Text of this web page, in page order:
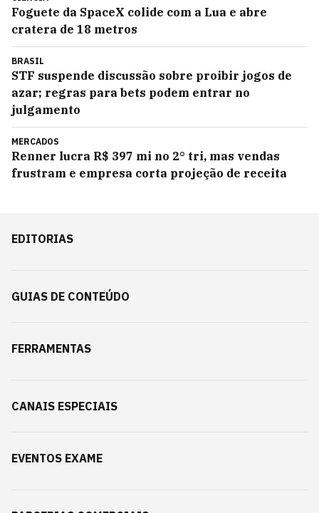
Foguete da SpaceX colide com a Lua e abre
cratera de 18 metros
BRASIL
STF suspende discussão sobre proibir jogos de
azar; regras para bets podem entrar no
julgamento
MERCADOS
Renner lucra R$ 397 mi no 2° tri, mas vendas
frustram e empresa corta projeção de receita
EDITORIAS
GUIAS DE CONTEÚDO
FERRAMENTAS
CANAIS ESPECIAIS
EVENTOS EXAME